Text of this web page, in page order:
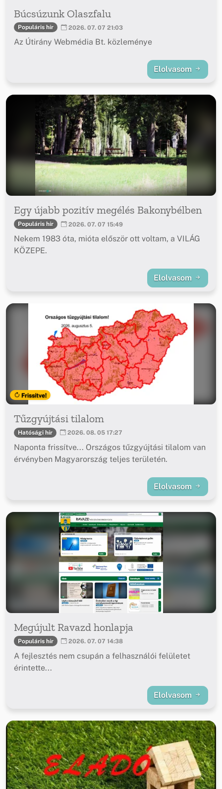
Búcsúzunk Olaszfalu
Populáris hír 2026. 07. 07 21:03
Az Útirány Webmédia Bt. közleménye
Elolvasom
Egy újabb pozitív megélés Bakonybélben
Populáris hír 2026. 07. 07 15:49
Nekem 1983 óta, mióta először ott voltam, a VILÁG
KÖZEPE.
Elolvasom
Frissítve!
Tűzgyújtási tilalom
Hatósági hír 2026. 08. 05 17:27
Naponta frissítve... Országos tűzgyújtási tilalom van
érvényben Magyarország teljes területén.
Elolvasom
Megújult Ravazd honlapja
Populáris hír 2026. 07. 07 14:38
A fejlesztés nem csupán a felhasználói felületet
érintette...
Elolvasom